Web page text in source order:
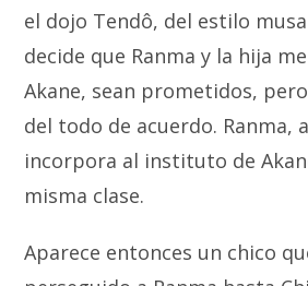
el dojo Tendô, del estilo
decide que Ranma y la hija
Akane, sean prometidos,
del todo de acuerdo. Ranma,
incorpora al instituto de
misma clase.
Aparece entonces un chico